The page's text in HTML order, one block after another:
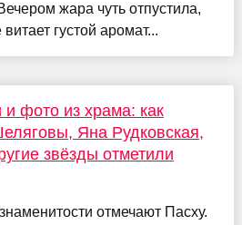
жара чуть отпустила,
густой аромат...
фото из храма: как
Яна Рудковская,
звёзды отметили
отмечают Пасху.